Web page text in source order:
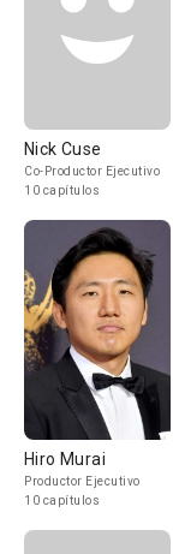
Nick Cuse
Co-Productor Ejecutivo
10 capítulos
Hiro Murai
Productor Ejecutivo
10 capítulos